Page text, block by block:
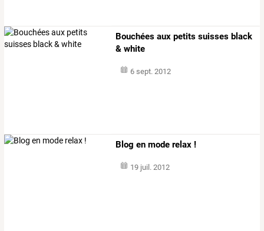
Bouchées aux petits suisses black
& white
6 sept. 2012
Blog en mode relax !
19 juil. 2012